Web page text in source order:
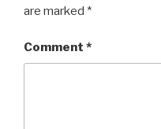
are marked *
Comment *